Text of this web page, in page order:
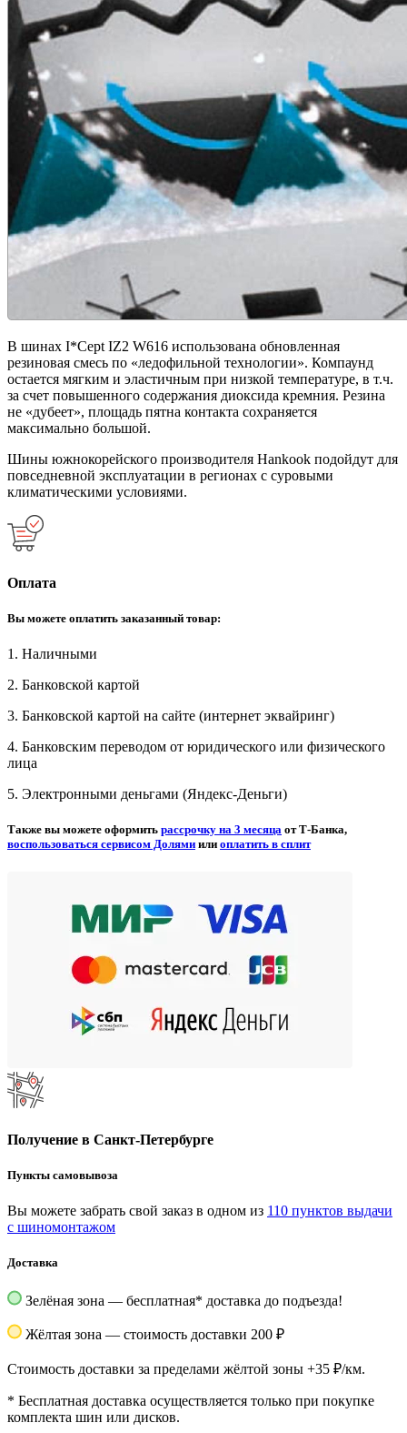
В шинах I*Cept IZ2 W616 использована обновленная
резиновая смесь по «ледофильной технологии». Компаунд
остается мягким и эластичным при низкой температуре, в т.ч.
за счет повышенного содержания диоксида кремния. Резина
не «дубеет», площадь пятна контакта сохраняется
максимально большой.
Шины южнокорейского производителя Hankook подойдут для
повседневной эксплуатации в регионах с суровыми
климатическими условиями.
Оплата
Вы можете оплатить заказанный товар:
1. Наличными
2. Банковской картой
3. Банковской картой на сайте (интернет эквайринг)
4. Банковским переводом от юридического или физического
лица
5. Электронными деньгами (Яндекс-Деньги)
Также вы можете оформить рассрочку на 3 месяца от Т-Банка,
воспользоваться сервисом Долями или оплатить в сплит
Получение в Санкт-Петербурге
Пункты самовывоза
Вы можете забрать свой заказ в одном из 110 пунктов выдачи
с шиномонтажом
Доставка
Зелёная зона — бесплатная* доставка до подъезда!
Жёлтая зона — стоимость доставки 200 ₽
Стоимость доставки за пределами жёлтой зоны +35 ₽/км.
* Бесплатная доставка осуществляется только при покупке
комплекта шин или дисков.